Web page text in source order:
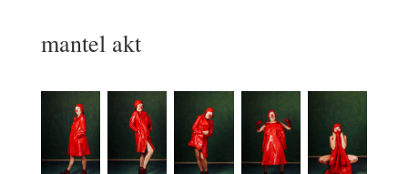
mantel akt